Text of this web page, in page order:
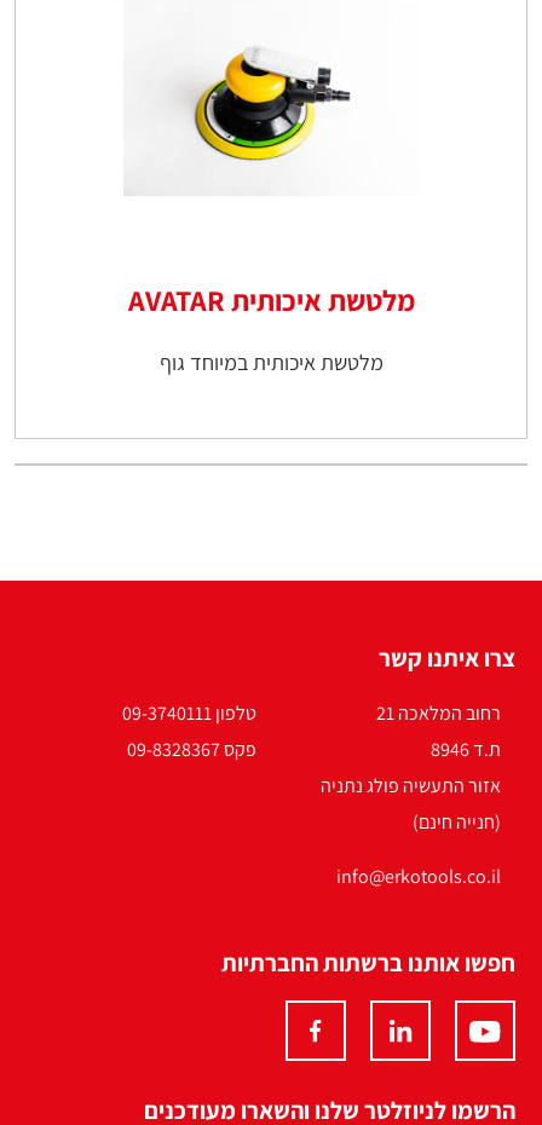
מלטשת איכותית AVATAR
מלטשת איכותית במיוחד גוף
צרו איתנו קשר
רחוב המלאכה 21
ת.ד 8946
אזור התעשיה פולג נתניה
(חנייה חינם)
טלפון 09-3740111
פקס 09-8328367
info@erkotools.co.il
חפשו אותנו ברשתות החברתיות
הרשמו לניוזלטר שלנו והשארו מעודכנים